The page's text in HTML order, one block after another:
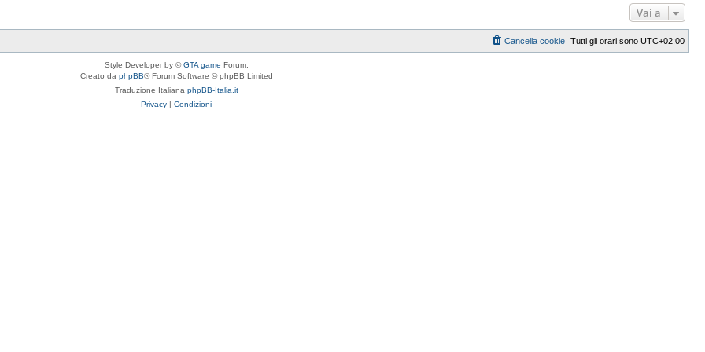
Vai a
Tutti gli orari sono UTC+02:00
Cancella cookie
Style Developer by ©GTA game Forum.
Creato da phpBB® Forum Software © phpBB Limited
Traduzione Italiana phpBB-Italia.it
Privacy | Condizioni